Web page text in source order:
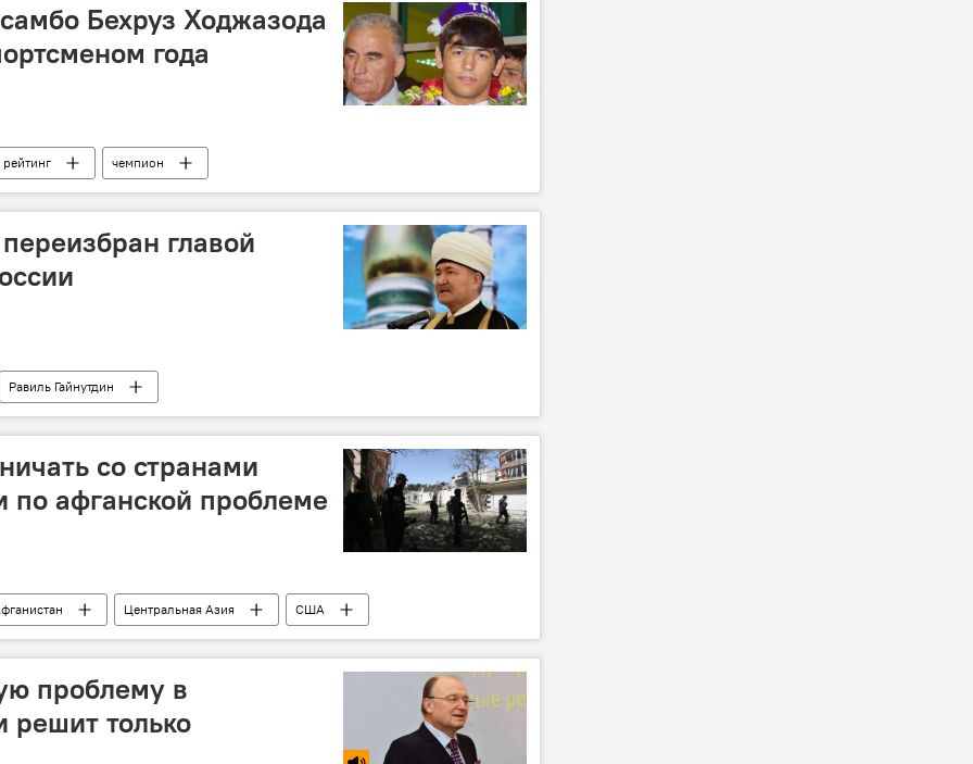
Бехруз Ходжазода
года
рейтинг
чемпион
Таджикистан
главой
Равиль Гайнутдин
со странами
по афганской проблеме
Центральная Азия
США
проблему в
решит только